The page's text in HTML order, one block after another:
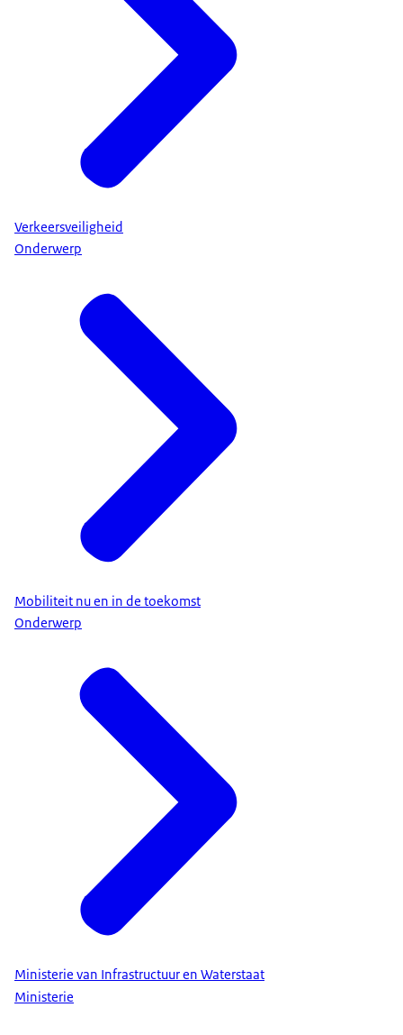
Verkeersveiligheid
Onderwerp
Mobiliteit nu en in de toekomst
Onderwerp
Ministerie van Infrastructuur en Waterstaat
Ministerie